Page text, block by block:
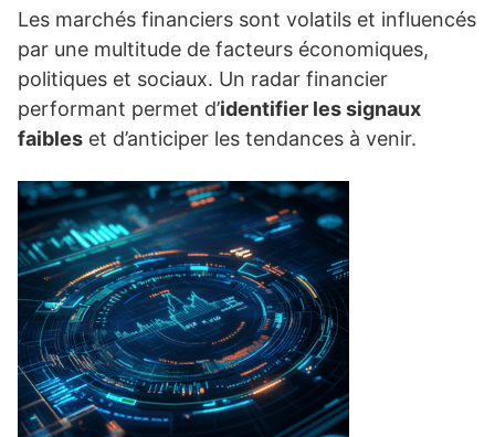
Les marchés financiers sont volatils et influencés
par une multitude de facteurs économiques,
politiques et sociaux. Un radar financier
performant permet d’identifier les signaux
faibles et d’anticiper les tendances à venir.